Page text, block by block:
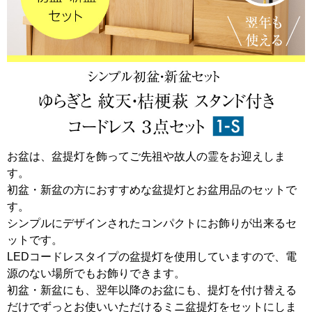
お盆は、盆提灯を飾ってご先祖や故人の霊をお迎えしま
す。
初盆・新盆の方におすすめな盆提灯とお盆用品のセットで
す。
シンプルにデザインされたコンパクトにお飾りが出来るセ
ットです。
LEDコードレスタイプの盆提灯を使用していますので、電
源のない場所でもお飾りできます。
初盆・新盆にも、翌年以降のお盆にも、提灯を付け替える
だけでずっとお使いいただけるミニ盆提灯をセットにしま